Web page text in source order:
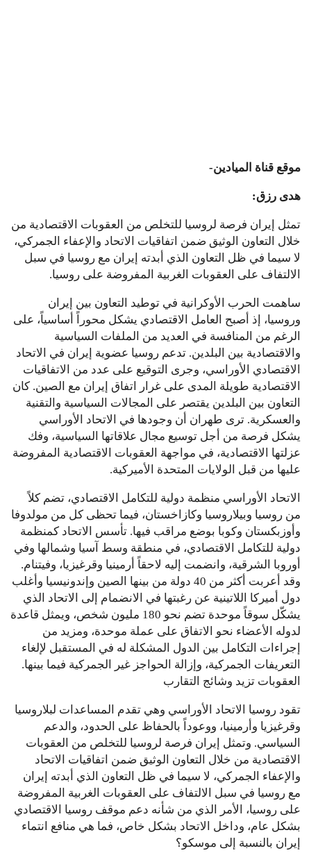
موقع قناة الميادين-
هدى رزق:
تمثل إيران فرصة لروسيا للتخلص من العقوبات الاقتصادية من
خلال التعاون الوثيق ضمن اتفاقيات الاتحاد والإعفاء الجمركي،
لا سيما في ظل التعاون الذي أبدته إيران مع روسيا في سبل
الالتفاف على العقوبات الغربية المفروضة على روسيا.
ساهمت الحرب الأوكرانية في توطيد التعاون بين إيران
وروسيا، إذ أصبح العامل الاقتصادي يشكل محوراً أساسياً، على
الرغم من المنافسة في العديد من الملفات السياسية
والاقتصادية بين البلدين. تدعم روسيا عضوية إيران في الاتحاد
الاقتصادي الأوراسي، وجرى التوقيع على عدد من الاتفاقيات
الاقتصادية طويلة المدى على غرار اتفاق إيران مع الصين. كان
التعاون بين البلدين يقتصر على المجالات السياسية والتقنية
والعسكرية. ترى طهران أن وجودها في الاتحاد الأوراسي
يشكل فرصة من أجل توسيع مجال علاقاتها السياسية، وفك
عزلتها الاقتصادية، في مواجهة العقوبات الاقتصادية المفروضة
عليها من قبل الولايات المتحدة الأميركية.
الاتحاد الأوراسي منظمة دولية للتكامل الاقتصادي، تضم كلاً
من روسيا وبيلاروسيا وكازاخستان، فيما تحظى كل من مولدوفا
وأوزبكستان وكوبا بوضع مراقب فيها. تأسس الاتحاد كمنظمة
دولية للتكامل الاقتصادي، في منطقة وسط آسيا وشمالها وفي
أوروبا الشرقية، وانضمت إليه لاحقاً أرمينيا وقرغيزيا، وفيتنام.
وقد أعربت أكثر من 40 دولة من بينها الصين وإندونيسيا وأغلب
دول أميركا اللاتينية عن رغبتها في الانضمام إلى الاتحاد الذي
يشكّل سوقاً موحدة تضم نحو 180 مليون شخص، ويمثل قاعدة
لدوله الأعضاء نحو الاتفاق على عملة موحدة، ومزيد من
إجراءات التكامل بين الدول المشكلة له في المستقبل لإلغاء
التعريفات الجمركية، وإزالة الحواجز غير الجمركية فيما بينها.
العقوبات تزيد وشائج التقارب
تقود روسيا الاتحاد الأوراسي وهي تقدم المساعدات لبلاروسيا
وقرغيزيا وأرمينيا، ووعوداً بالحفاظ على الحدود، والدعم
السياسي. وتمثل إيران فرصة لروسيا للتخلص من العقوبات
الاقتصادية من خلال التعاون الوثيق ضمن اتفاقيات الاتحاد
والإعفاء الجمركي، لا سيما في ظل التعاون الذي أبدته إيران
مع روسيا في سبل الالتفاف على العقوبات الغربية المفروضة
على روسيا، الأمر الذي من شأنه دعم موقف روسيا الاقتصادي
بشكل عام، وداخل الاتحاد بشكل خاص، فما هي منافع انتماء
إيران بالنسبة إلى موسكو؟